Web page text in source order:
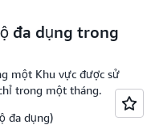
đa dụng trong
một Khu vực được sử
trong một tháng.
đa dụng)